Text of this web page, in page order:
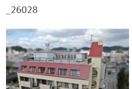
_26028